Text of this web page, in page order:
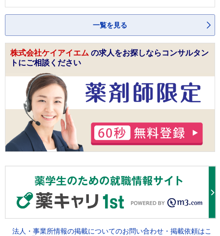
一覧を見る
株式会社ケイアイエム の求人をお探しならコンサルタン
トにご相談ください
法人・事業所情報の掲載についてのお問い合わせ・掲載依頼はこ